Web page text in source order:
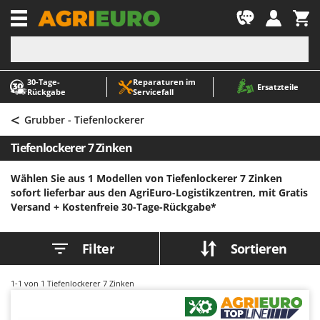
30‑Tage-
Rückgabe
Reparaturen im
Servicefall
Ersatzteile
-1
A
Abbeermaschinen - Traubenmühlen
Abfüllgeräte
Akku Gartenscheren
Akku Gras- und Strauchscheren
Akku-Stichsägen
Allzwecktransporter - Motorschubkarren
Anbaubagger Heckbagger für Traktoren
Arbeitsschutzkleidung
Aschesauger
Astkettensägen - Hochentaster
A
ABAC
AgriEuro Premium
AgriEuro TOP-LINE
AGT
Aima
Airmec
ALA 2000
Alce
Alpina
< Grubber - Tiefenlockerer
Tiefenlockerer 7 Zinken
Wählen Sie aus 1 Modellen von Tiefenlockerer 7 Zinken
sofort lieferbar aus den AgriEuro-Logistikzentren, mit Gratis
Versand + Kostenfreie 30-Tage-Rückgabe*
Filter Sortieren
1-1 von 1 Tiefenlockerer 7 Zinken